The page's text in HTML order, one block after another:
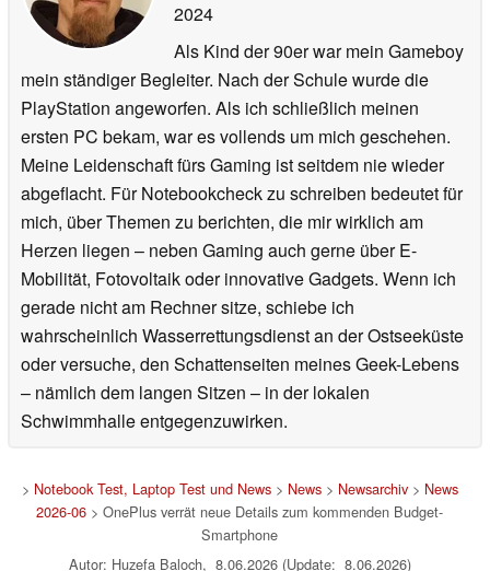
2024
Als Kind der 90er war mein Gameboy
mein ständiger Begleiter. Nach der Schule wurde die
PlayStation angeworfen. Als ich schließlich meinen
ersten PC bekam, war es vollends um mich geschehen.
Meine Leidenschaft fürs Gaming ist seitdem nie wieder
abgeflacht. Für Notebookcheck zu schreiben bedeutet für
mich, über Themen zu berichten, die mir wirklich am
Herzen liegen – neben Gaming auch gerne über E-
Mobilität, Fotovoltaik oder innovative Gadgets. Wenn ich
gerade nicht am Rechner sitze, schiebe ich
wahrscheinlich Wasserrettungsdienst an der Ostseeküste
oder versuche, den Schattenseiten meines Geek-Lebens
– nämlich dem langen Sitzen – in der lokalen
Schwimmhalle entgegenzuwirken.
> Notebook Test, Laptop Test und News> News> Newsarchiv> News
2026-06 > OnePlus verrät neue Details zum kommenden Budget-
Smartphone
Autor: Huzefa Baloch, 8.06.2026 (Update: 8.06.2026)